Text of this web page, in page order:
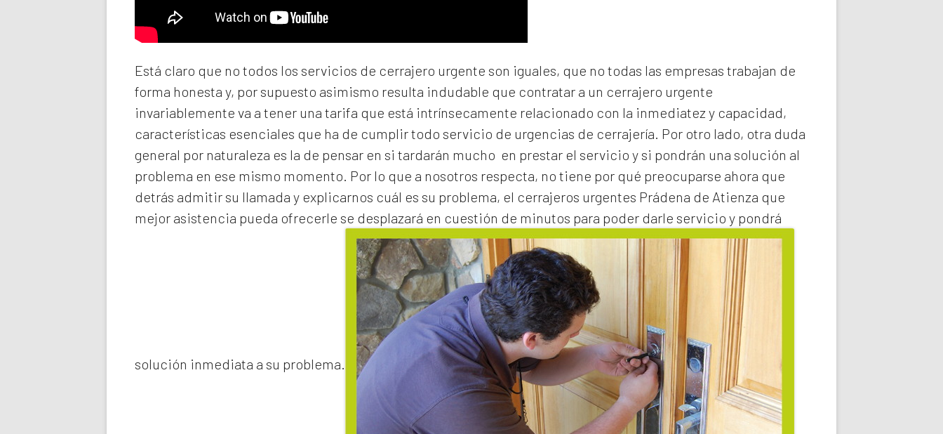
Está claro que no todos los servicios de cerrajero urgente son iguales, que no todas las empresas trabajan de
forma honesta y, por supuesto asimismo resulta indudable que contratar a un cerrajero urgente
invariablemente va a tener una tarifa que está intrínsecamente relacionado con la inmediatez y capacidad,
características esenciales que ha de cumplir todo servicio de urgencias de cerrajería. Por otro lado, otra duda
general por naturaleza es la de pensar en si tardarán mucho en prestar el servicio y si pondrán una solución al
problema en ese mismo momento. Por lo que a nosotros respecta, no tiene por qué preocuparse ahora que
detrás admitir su llamada y explicarnos cuál es su problema, el cerrajeros urgentes Prádena de Atienza que
mejor asistencia pueda ofrecerle se desplazará en cuestión de minutos para poder darle servicio y pondrá
solución inmediata a su problema.